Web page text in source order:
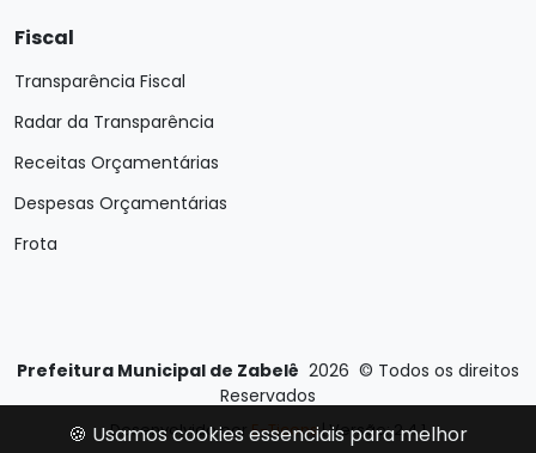
Fiscal
Transparência Fiscal
Radar da Transparência
Receitas Orçamentárias
Despesas Orçamentárias
Frota
Prefeitura Municipal de Zabelê 2026 © Todos os direitos
Reservados
Desenvolvido porE-Ticons| Versão: 2.4.1
🍪 Usamos cookies essenciais para melhor